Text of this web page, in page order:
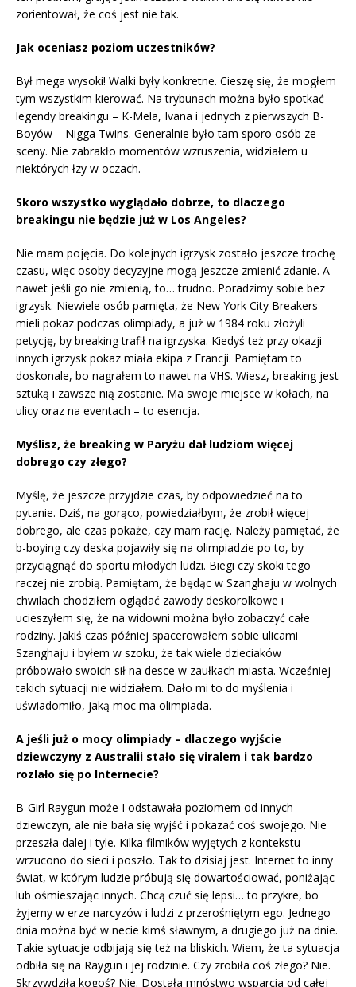
zorientował, że coś jest nie tak.
Jak oceniasz poziom uczestników?
Był mega wysoki! Walki były konkretne. Cieszę się, że mogłem
tym wszystkim kierować. Na trybunach można było spotkać
legendy breakingu – K-Mela, Ivana i jednych z pierwszych B-
Boyów – Nigga Twins. Generalnie było tam sporo osób ze
sceny. Nie zabrakło momentów wzruszenia, widziałem u
niektórych łzy w oczach.
Skoro wszystko wyglądało dobrze, to dlaczego
breakingu nie będzie już w Los Angeles?
Nie mam pojęcia. Do kolejnych igrzysk zostało jeszcze trochę
czasu, więc osoby decyzyjne mogą jeszcze zmienić zdanie. A
nawet jeśli go nie zmienią, to… trudno. Poradzimy sobie bez
igrzysk. Niewiele osób pamięta, że New York City Breakers
mieli pokaz podczas olimpiady, a już w 1984 roku złożyli
petycję, by breaking trafił na igrzyska. Kiedyś też przy okazji
innych igrzysk pokaz miała ekipa z Francji. Pamiętam to
doskonale, bo nagrałem to nawet na VHS. Wiesz, breaking jest
sztuką i zawsze nią zostanie. Ma swoje miejsce w kołach, na
ulicy oraz na eventach – to esencja.
Myślisz, że breaking w Paryżu dał ludziom więcej
dobrego czy złego?
Myślę, że jeszcze przyjdzie czas, by odpowiedzieć na to
pytanie. Dziś, na gorąco, powiedziałbym, że zrobił więcej
dobrego, ale czas pokaże, czy mam rację. Należy pamiętać, że
b-boying czy deska pojawiły się na olimpiadzie po to, by
przyciągnąć do sportu młodych ludzi. Biegi czy skoki tego
raczej nie zrobią. Pamiętam, że będąc w Szanghaju w wolnych
chwilach chodziłem oglądać zawody deskorolkowe i
ucieszyłem się, że na widowni można było zobaczyć całe
rodziny. Jakiś czas później spacerowałem sobie ulicami
Szanghaju i byłem w szoku, że tak wiele dzieciaków
próbowało swoich sił na desce w zaułkach miasta. Wcześniej
takich sytuacji nie widziałem. Dało mi to do myślenia i
uświadomiło, jaką moc ma olimpiada.
A jeśli już o mocy olimpiady – dlaczego wyjście
dziewczyny z Australii stało się viralem i tak bardzo
rozlało się po Internecie?
B-Girl Raygun może I odstawała poziomem od innych
dziewczyn, ale nie bała się wyjść i pokazać coś swojego. Nie
przeszła dalej i tyle. Kilka filmików wyjętych z kontekstu
wrzucono do sieci i poszło. Tak to dzisiaj jest. Internet to inny
świat, w którym ludzie próbują się dowartościować, poniżając
lub ośmieszając innych. Chcą czuć się lepsi… to przykre, bo
żyjemy w erze narcyzów i ludzi z przerośniętym ego. Jednego
dnia można być w necie kimś sławnym, a drugiego już na dnie.
Takie sytuacje odbijają się też na bliskich. Wiem, że ta sytuacja
odbiła się na Raygun i jej rodzinie. Czy zrobiła coś złego? Nie.
Skrzywdziła kogoś? Nie. Dostała mnóstwo wsparcia od całej